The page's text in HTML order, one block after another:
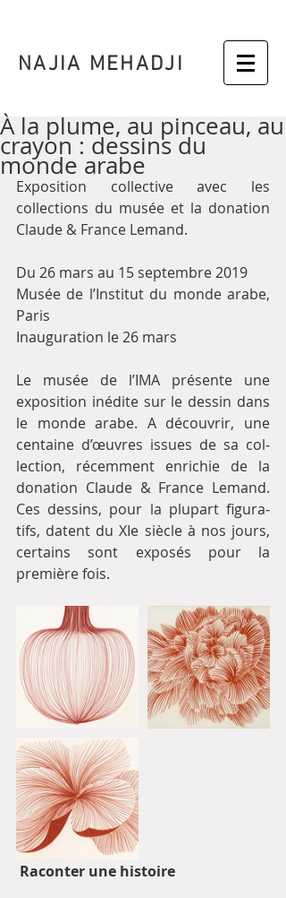
NAJIA MEHADJI
À la plume, au pinceau, au
crayon : dessins du
monde arabe
Exposition collective avec les
collections du musée et la donation
Claude & France Lemand.
Du 26 mars au 15 septembre 2019
Musée de l’Institut du monde arabe,
Paris
Inauguration le 26 mars
Le musée de l’IMA pré­sente une
expo­si­tion iné­dite sur le dessin dans
le monde arabe. A décou­vrir, une
cen­taine d’œuvres issues de sa col­
lec­tion, récem­ment enri­chie de la
dona­tion Claude & France Lemand.
Ces des­sins, pour la plu­part figu­ra­
tifs, datent du XIe siècle à nos jours,
cer­tains sont expo­sés pour la
première fois.
Raconter une his­toire